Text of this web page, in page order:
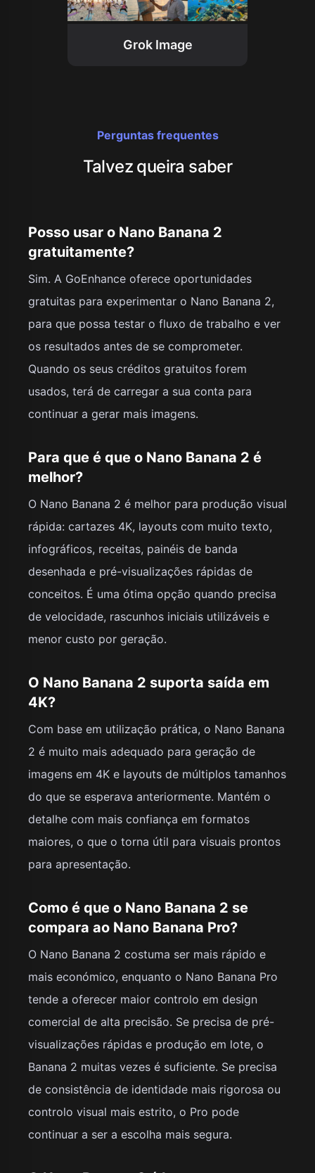
Grok Image
Perguntas frequentes
Talvez queira saber
Posso usar o Nano Banana 2
gratuitamente?
Sim. A GoEnhance oferece oportunidades
gratuitas para experimentar o Nano Banana 2,
para que possa testar o fluxo de trabalho e ver
os resultados antes de se comprometer.
Quando os seus créditos gratuitos forem
usados, terá de carregar a sua conta para
continuar a gerar mais imagens.
Para que é que o Nano Banana 2 é
melhor?
O Nano Banana 2 é melhor para produção visual
rápida: cartazes 4K, layouts com muito texto,
infográficos, receitas, painéis de banda
desenhada e pré-visualizações rápidas de
conceitos. É uma ótima opção quando precisa
de velocidade, rascunhos iniciais utilizáveis e
menor custo por geração.
O Nano Banana 2 suporta saída em
4K?
Com base em utilização prática, o Nano Banana
2 é muito mais adequado para geração de
imagens em 4K e layouts de múltiplos tamanhos
do que se esperava anteriormente. Mantém o
detalhe com mais confiança em formatos
maiores, o que o torna útil para visuais prontos
para apresentação.
Como é que o Nano Banana 2 se
compara ao Nano Banana Pro?
O Nano Banana 2 costuma ser mais rápido e
mais económico, enquanto o Nano Banana Pro
tende a oferecer maior controlo em design
comercial de alta precisão. Se precisa de pré-
visualizações rápidas e produção em lote, o
Banana 2 muitas vezes é suficiente. Se precisa
de consistência de identidade mais rigorosa ou
controlo visual mais estrito, o Pro pode
continuar a ser a escolha mais segura.